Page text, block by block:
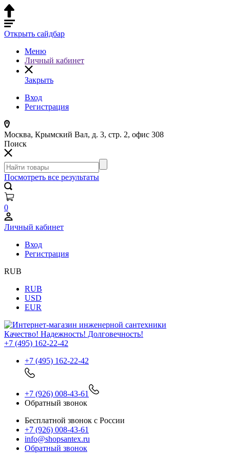
Открыть сайдбар
Меню
Личный кабинет
Закрыть
Вход
Регистрация
Москва, Крымский Вал, д. 3, стр. 2, офис 308
Поиск
Посмотреть все результаты
0
Личный кабинет
Вход
Регистрация
RUB
RUB
USD
EUR
Качество! Надежность! Долговечность!
+7 (495) 162-22-42
+7 (495) 162-22-42
+7 (926) 008-43-61
Обратный звонок
Бесплатной звонок с России
+7 (926) 008-43-61
info@shopsantex.ru
Обратный звонок